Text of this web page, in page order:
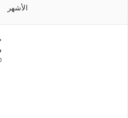
الأشهر